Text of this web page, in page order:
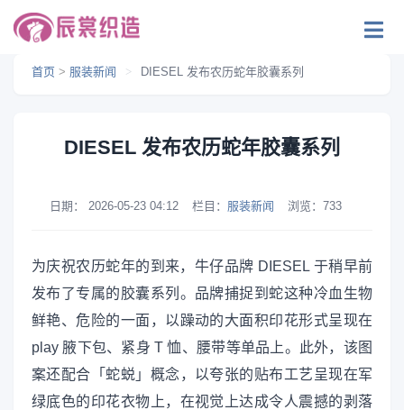
首页 > 服装新闻 > DIESEL 发布农历蛇年胶囊系列
DIESEL 发布农历蛇年胶囊系列
日期： 2026-05-23 04:12 栏目： 服装新闻 浏览： 733
为庆祝农历蛇年的到来，牛仔品牌 DIESEL 于稍早前
发布了专属的胶囊系列。品牌捕捉到蛇这种冷血生物
鲜艳、危险的一面，以躁动的大面积印花形式呈现在
play 腋下包、紧身 T 恤、腰带等单品上。此外，该图
案还配合「蛇蜕」概念，以夸张的贴布工艺呈现在军
绿底色的印花衣物上，在视觉上达成令人震撼的剥落